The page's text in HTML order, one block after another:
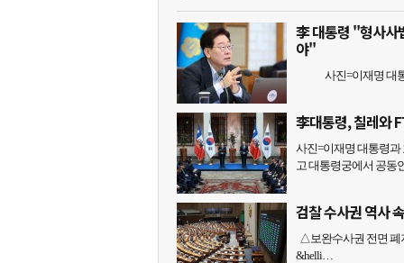
李 대통령 "형사사
야"
사진=이재명 대통
李대통령, 칠레와
사진=이재명 대통령과
고 대통령궁에서 공동
검찰 수사권 역사
△보완수사권 전면
&helli…